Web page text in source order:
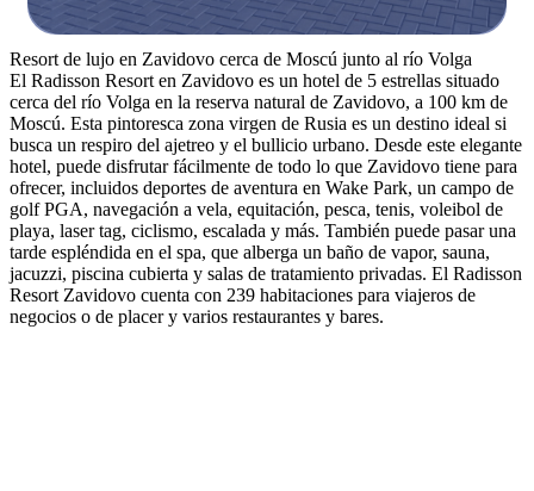
Resort de lujo en Zavidovo cerca de Moscú junto al río Volga
El Radisson Resort en Zavidovo es un hotel de 5 estrellas situado
cerca del río Volga en la reserva natural de Zavidovo, a 100 km de
Moscú. Esta pintoresca zona virgen de Rusia es un destino ideal si
busca un respiro del ajetreo y el bullicio urbano. Desde este elegante
hotel, puede disfrutar fácilmente de todo lo que Zavidovo tiene para
ofrecer, incluidos deportes de aventura en Wake Park, un campo de
golf PGA, navegación a vela, equitación, pesca, tenis, voleibol de
playa, laser tag, ciclismo, escalada y más. También puede pasar una
tarde espléndida en el spa, que alberga un baño de vapor, sauna,
jacuzzi, piscina cubierta y salas de tratamiento privadas. El Radisson
Resort Zavidovo cuenta con 239 habitaciones para viajeros de
negocios o de placer y varios restaurantes y bares.